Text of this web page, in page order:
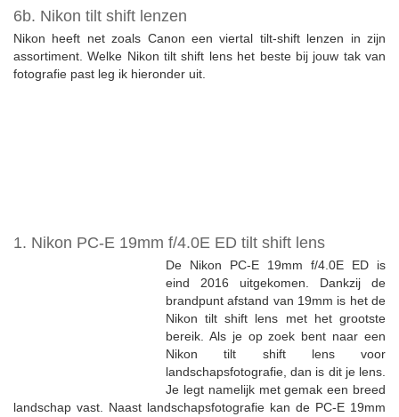
6b. Nikon tilt shift lenzen
Nikon heeft net zoals Canon een viertal tilt-shift lenzen in zijn
assortiment. Welke Nikon tilt shift lens het beste bij jouw tak van
fotografie past leg ik hieronder uit.
1. Nikon PC-E 19mm f/4.0E ED tilt shift lens
De Nikon PC-E 19mm f/4.0E ED is
eind 2016 uitgekomen. Dankzij de
brandpunt afstand van 19mm is het de
Nikon tilt shift lens met het grootste
bereik. Als je op zoek bent naar een
Nikon tilt shift lens voor
landschapsfotografie, dan is dit je lens.
Je legt namelijk met gemak een breed
landschap vast. Naast landschapsfotografie kan de PC-E 19mm